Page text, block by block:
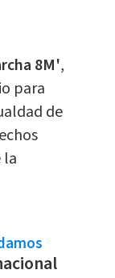
8M',
para
de
la